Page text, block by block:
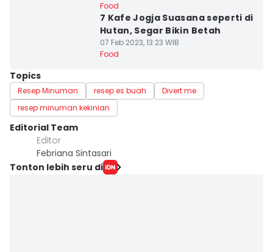
Food
7 Kafe Jogja Suasana seperti di
Hutan, Segar Bikin Betah
07 Feb 2023, 13:23 WIB
Food
Topics
Resep Minuman resep es buah
Divert me
resep minuman kekinian
Editorial Team
Editor
Febriana Sintasari
Tonton lebih seru di